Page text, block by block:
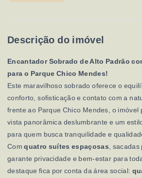
Descrição do imóvel
Encantador Sobrado de Alto Padrão
para o Parque Chico Mendes!
Este maravilhoso sobrado oferece o
conforto, sofisticação e contato com a
frente ao Parque Chico Mendes, o imóvel
vista panorâmica deslumbrante e um
para quem busca tranquilidade e
Comquatro suítes espaçosas ,
garante privacidade e bem-estar para
destaque fica por conta da área social: